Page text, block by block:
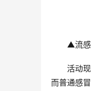
▲流感
活动
而普通感